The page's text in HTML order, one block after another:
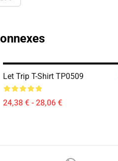
Let Trip T-Shirt TP0509
24,38 € - 28,06 €